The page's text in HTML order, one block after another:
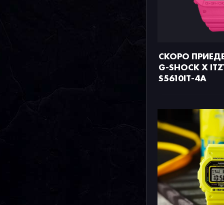
СКОРО
G-SHOCK X
S5610IT-4A